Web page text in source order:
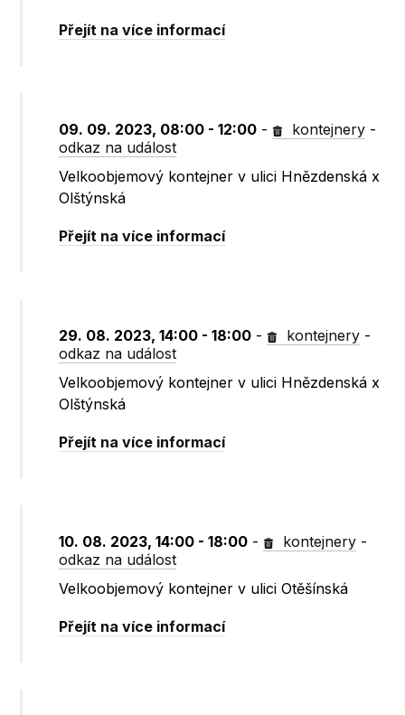
Přejít na více informací
09. 09. 2023, 08:00 - 12:00 - kontejnery -
odkaz na událost
Velkoobjemový kontejner v ulici Hnězdenská x
Olštýnská
Přejít na více informací
29. 08. 2023, 14:00 - 18:00 - kontejnery -
odkaz na událost
Velkoobjemový kontejner v ulici Hnězdenská x
Olštýnská
Přejít na více informací
10. 08. 2023, 14:00 - 18:00 - kontejnery -
odkaz na událost
Velkoobjemový kontejner v ulici Otěšínská
Přejít na více informací